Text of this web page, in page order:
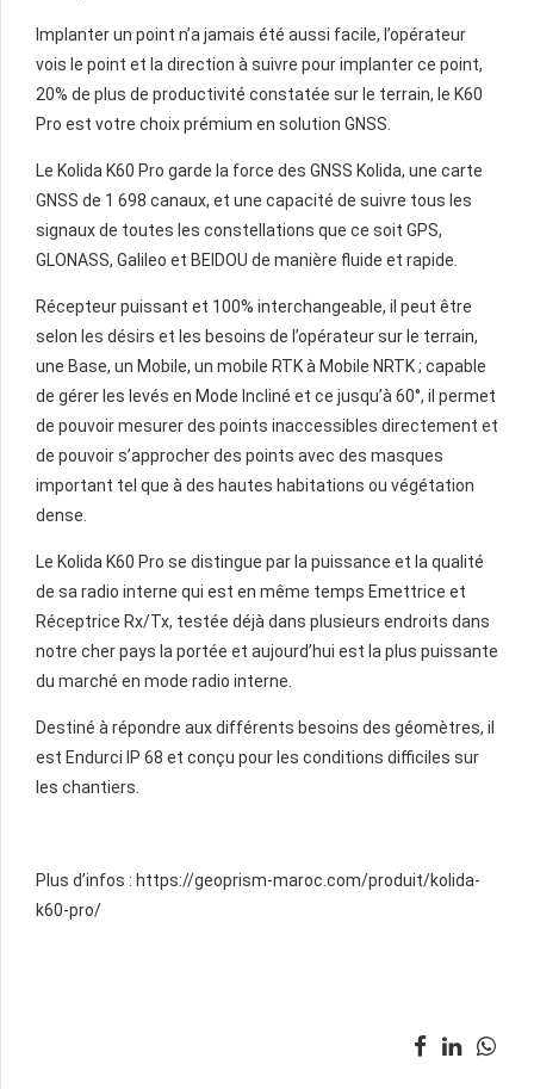
Implanter un point n’a jamais été aussi facile, l’opérateur
vois le point et la direction à suivre pour implanter ce point,
20% de plus de productivité constatée sur le terrain, le K60
Pro est votre choix prémium en solution GNSS.
Le Kolida K60 Pro garde la force des GNSS Kolida, une carte
GNSS de 1 698 canaux, et une capacité de suivre tous les
signaux de toutes les constellations que ce soit GPS,
GLONASS, Galileo et BEIDOU de manière fluide et rapide.
Récepteur puissant et 100% interchangeable, il peut être
selon les désirs et les besoins de l’opérateur sur le terrain,
une Base, un Mobile, un mobile RTK à Mobile NRTK ; capable
de gérer les levés en Mode Incliné et ce jusqu’à 60°, il permet
de pouvoir mesurer des points inaccessibles directement et
de pouvoir s’approcher des points avec des masques
important tel que à des hautes habitations ou végétation
dense.
Le Kolida K60 Pro se distingue par la puissance et la qualité
de sa radio interne qui est en même temps Emettrice et
Réceptrice Rx/Tx, testée déjà dans plusieurs endroits dans
notre cher pays la portée et aujourd’hui est la plus puissante
du marché en mode radio interne.
Destiné à répondre aux différents besoins des géomètres, il
est Endurci IP 68 et conçu pour les conditions difficiles sur
les chantiers.
Plus d’infos : https://geoprism-maroc.com/produit/kolida-
k60-pro/